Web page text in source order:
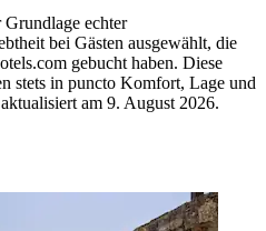
echter
bei Gästen ausgewählt, die
gebucht haben. Diese
stets in puncto Komfort, Lage und
am 9. August 2026.